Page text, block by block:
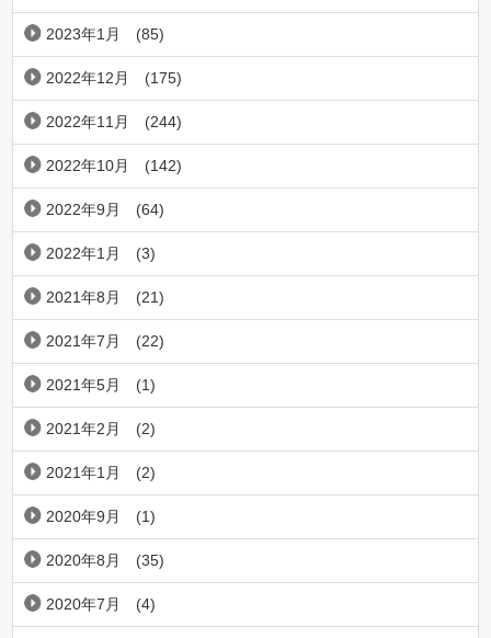
2023年1月 (85)
2022年12月 (175)
2022年11月 (244)
2022年10月 (142)
2022年9月 (64)
2022年1月 (3)
2021年8月 (21)
2021年7月 (22)
2021年5月 (1)
2021年2月 (2)
2021年1月 (2)
2020年9月 (1)
2020年8月 (35)
2020年7月 (4)